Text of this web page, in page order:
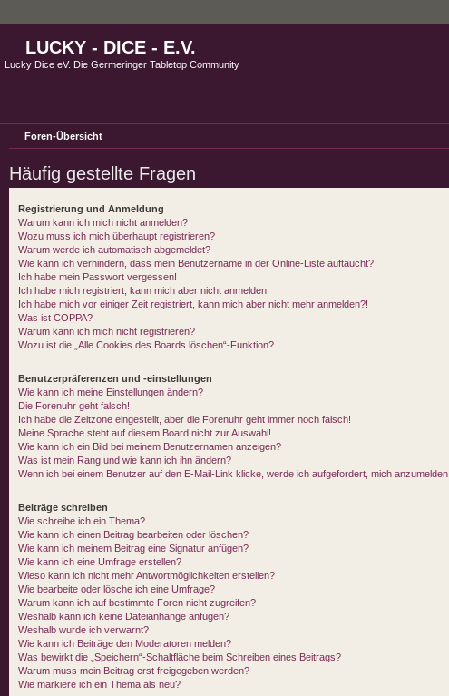
LUCKY - DICE - E.V.
Lucky Dice eV. Die Germeringer Tabletop Community
Foren-Übersicht
Häufig gestellte Fragen
Registrierung und Anmeldung
Warum kann ich mich nicht anmelden?
Wozu muss ich mich überhaupt registrieren?
Warum werde ich automatisch abgemeldet?
Wie kann ich verhindern, dass mein Benutzername in der Online-Liste auftaucht?
Ich habe mein Passwort vergessen!
Ich habe mich registriert, kann mich aber nicht anmelden!
Ich habe mich vor einiger Zeit registriert, kann mich aber nicht mehr anmelden?!
Was ist COPPA?
Warum kann ich mich nicht registrieren?
Wozu ist die „Alle Cookies des Boards löschen“-Funktion?
Benutzerpräferenzen und -einstellungen
Wie kann ich meine Einstellungen ändern?
Die Forenuhr geht falsch!
Ich habe die Zeitzone eingestellt, aber die Forenuhr geht immer noch falsch!
Meine Sprache steht auf diesem Board nicht zur Auswahl!
Wie kann ich ein Bild bei meinem Benutzernamen anzeigen?
Was ist mein Rang und wie kann ich ihn ändern?
Wenn ich bei einem Benutzer auf den E-Mail-Link klicke, werde ich aufgefordert, mich anzumelden.
Beiträge schreiben
Wie schreibe ich ein Thema?
Wie kann ich einen Beitrag bearbeiten oder löschen?
Wie kann ich meinem Beitrag eine Signatur anfügen?
Wie kann ich eine Umfrage erstellen?
Wieso kann ich nicht mehr Antwortmöglichkeiten erstellen?
Wie bearbeite oder lösche ich eine Umfrage?
Warum kann ich auf bestimmte Foren nicht zugreifen?
Weshalb kann ich keine Dateianhänge anfügen?
Weshalb wurde ich verwarnt?
Wie kann ich Beiträge den Moderatoren melden?
Was bewirkt die „Speichern“-Schaltfläche beim Schreiben eines Beitrags?
Warum muss mein Beitrag erst freigegeben werden?
Wie markiere ich ein Thema als neu?